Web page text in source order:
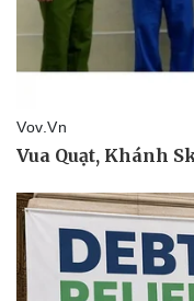
Doanh nghiệp
Thông tin doanh nghiệp